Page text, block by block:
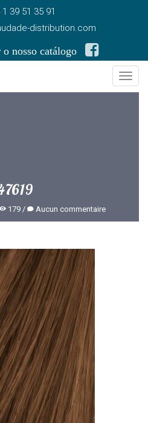
1 39 51 35 91
distribution.com
o nosso catálogo
179 Aucun commentaire